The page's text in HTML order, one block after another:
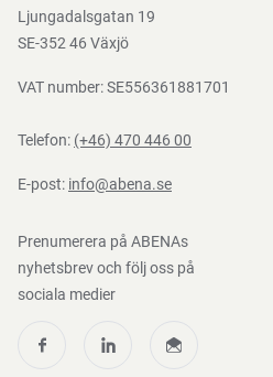
Nedladdningar
Ljungadalsgatan 19
SE-352 46 Växjö
VAT number: SE556361881701
Telefon: (+46) 470 446 00
E-post: info@abena.se
Prenumerera på ABENAs
nyhetsbrev och följ oss på
sociala medier